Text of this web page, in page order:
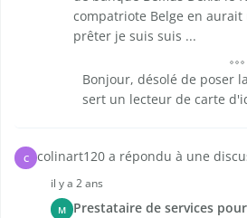
compatriote Belge en
prêter je suis suis ...
Bonjour, désolé de poser
sert un lecteur de carte
C colinart120 a répondu à une
il y a 2 ans
M
Prestataire de services